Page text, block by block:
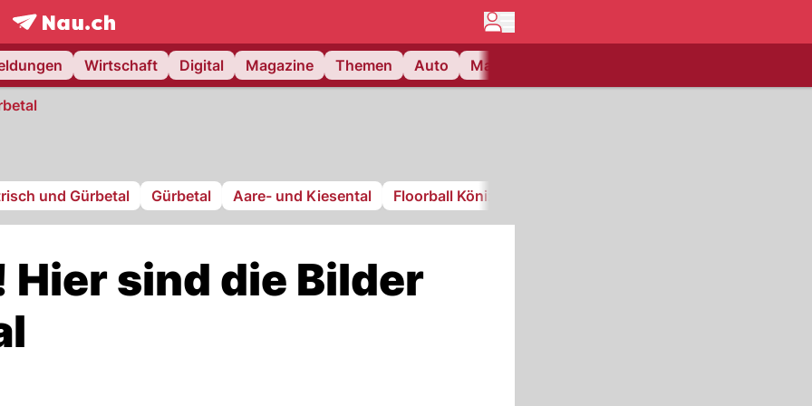
frontpage.NAU.ch
Wirtschaft Digital Magazine Themen Auto Matchcenter
und Gürbetal Gürbetal Aare- und Kiesental Floorball Köniz
sind die Bilder